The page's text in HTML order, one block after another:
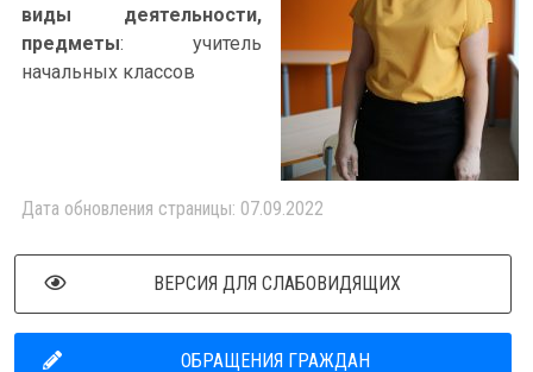
виды деятельности,
предметы: учитель
начальных классов
Дата обновления страницы: 07.09.2022
ВЕРСИЯ ДЛЯ СЛАБОВИДЯЩИХ
ОБРАЩЕНИЯ ГРАЖДАН